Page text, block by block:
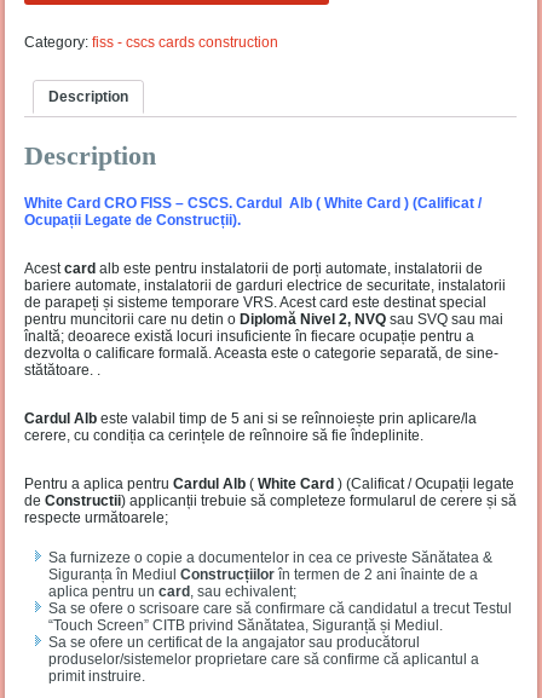
Category:fiss - cscs cards construction
Description
Description
White Card CRO FISS – CSCS. Cardul Alb ( White Card ) (Calificat /
Ocupații Legate de Construcții).
Acestcard alb este pentru instalatorii de porți automate, instalatorii de
bariere automate, instalatorii de garduri electrice de securitate, instalatorii
de parapeți și sisteme temporare VRS. Acest card este destinat special
pentru muncitorii care nu detin o Diplomă Nivel 2, NVQsau SVQ sau mai
înaltă; deoarece există locuri insuficiente în fiecare ocupație pentru a
dezvolta o calificare formală. Aceasta este o categorie separată, de sine-
stătătoare. .
Cardul Alb este valabil timp de 5 ani si se reînnoiește prin aplicare/la
cerere, cu condiția ca cerințele de reînnoire să fie îndeplinite.
Pentru a aplica pentruCardul Alb (White Card) (Calificat / Ocupații legate
deConstructii) applicanții trebuie să completeze formularul de cerere și să
respecte următoarele;
Sa furnizeze o copie a documentelor in cea ce priveste Sănătatea &
Siguranța în MediulConstrucțiilor în termen de 2 ani înainte de a
aplica pentru uncard , sau echivalent;
Sa se ofere o scrisoare care să confirmare că candidatul a trecut Testul
“Touch Screen” CITB privind Sănătatea, Siguranță și Mediul.
Sa se ofere un certificat de la angajator sau producătorul
produselor/sistemelor proprietare care să confirme că aplicantul a
primit instruire.